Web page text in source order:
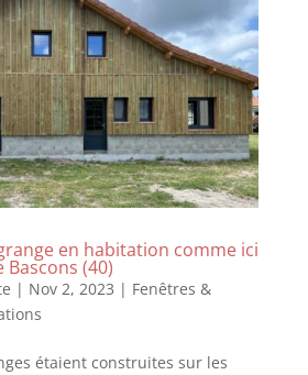
en habitation comme ici
(40)
| Nov 2, 2023 | Fenêtres &
étaient construites sur les